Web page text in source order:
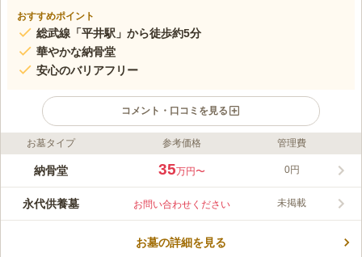
おすすめポイント
総武線「平井駅」から徒歩約5分
華やかな納骨堂
安心のバリアフリー
コメント・口コミを見る
ライフドット編集部のコメント
2012年4月に完成した、緑豊かな永代供養納骨堂です。大井町線
囲まれた桜花浄苑は、春には枝垂れ桜が咲き誇り訪れる方々を癒
してくれます。また、納骨堂のほか、永代供養墓、ペット専用納
時のみ屋内納骨堂内でのお参りができますが、24時間いつでも気
お墓タイプ 参考価格 管理費
納骨堂 35万円〜 0円
永代供養墓 お問い合わせください 未掲載
お墓の詳細を見る